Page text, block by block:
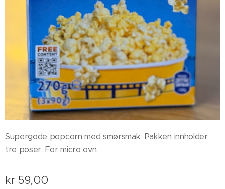
Supergode popcorn med smørsmak. Pakken innholder
tre poser. For micro ovn.
kr 59,00